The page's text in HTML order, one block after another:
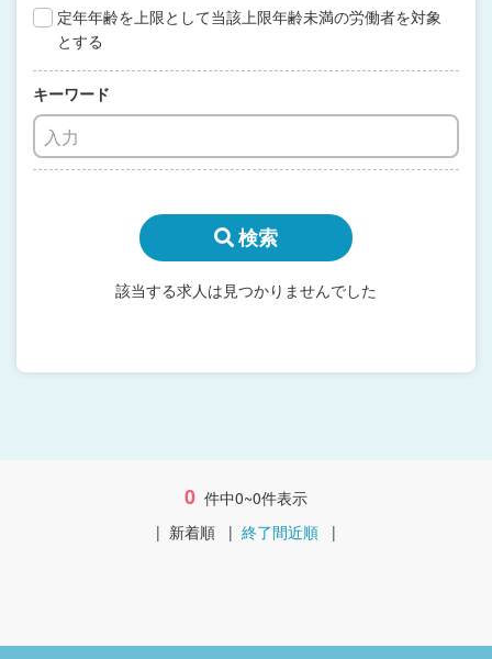
定年年齢を上限として当該上限年齢未満の労働者を対象
とする
キーワード
検索
該当する求人は見つかりませんでした
0 件中0~0件表示
| 新着順 | 終了間近順 |